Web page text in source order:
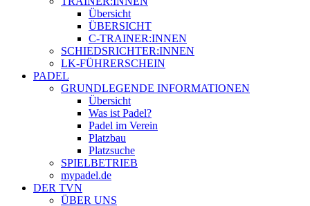
Übersicht
ÜBERSICHT
C-TRAINER:INNEN
SCHIEDSRICHTER:INNEN
LK-FÜHRERSCHEIN
PADEL
GRUNDLEGENDE INFORMATIONEN
Übersicht
Was ist Padel?
Padel im Verein
Platzbau
Platzsuche
SPIELBETRIEB
mypadel.de
DER TVN
ÜBER UNS